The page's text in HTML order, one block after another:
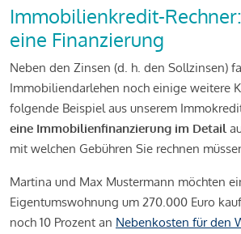
Immobilienkredit-
eine Finanzierung
Neben den Zinsen (d. h. den Sollzinsen)
Immobiliendarlehen noch einige weitere
folgende Beispiel aus unserem
eine Immobilienfinanzierung im Detail
mit welchen Gebühren Sie rechnen
Martina und Max Mustermann möchten
Eigentumswohnung um 270.000 Euro
noch 10 Prozent an Nebenkosten für den